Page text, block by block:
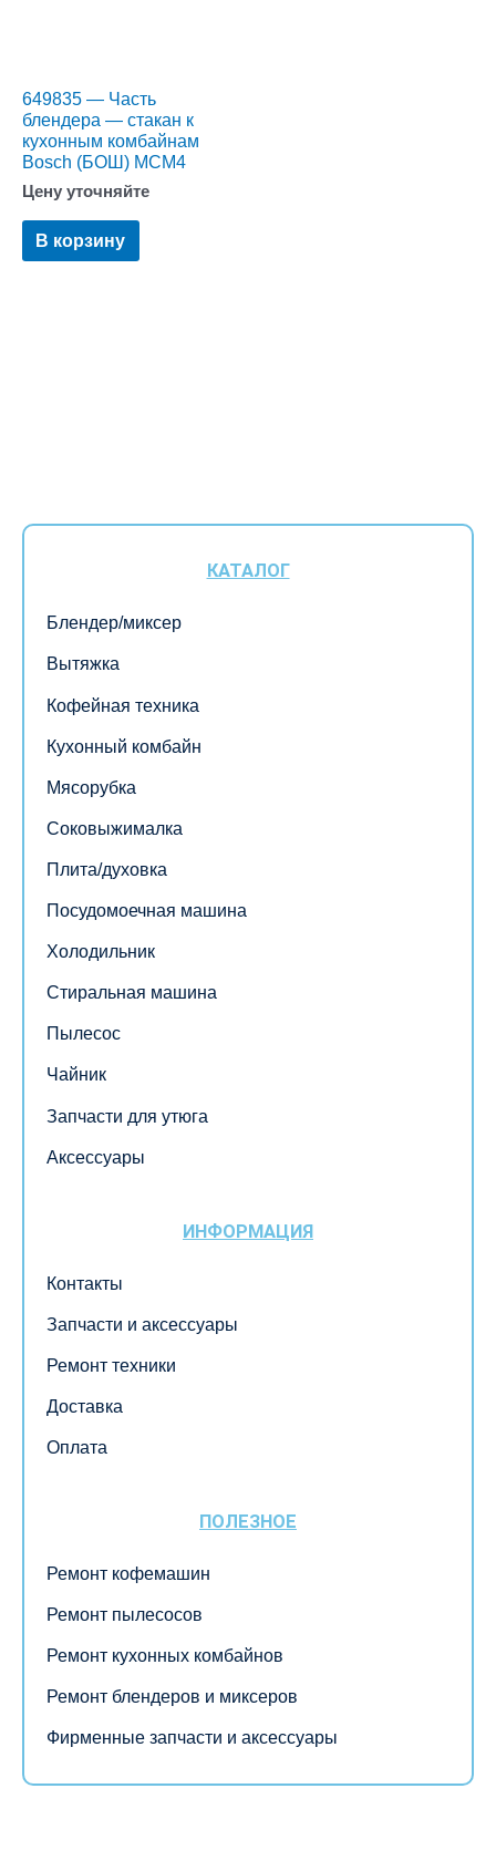
КАТАЛОГ
Блендер/миксер
Вытяжка
Кофейная техника
Кухонный комбайн
Мясорубка
Соковыжималка
Плита/духовка
Посудомоечная машина
Холодильник
Стиральная машина
Пылесос
Чайник
Запчасти для утюга
Аксессуары
ИНФОРМАЦИЯ
Контакты
Запчасти и аксессуары
Ремонт техники
Доставка
Оплата
ПОЛЕЗНОЕ
Ремонт кофемашин
Ремонт пылесосов
Ремонт кухонных комбайнов
Ремонт блендеров и миксеров
Фирменные запчасти и аксессуары
649835 — Часть
блендера — стакан к
кухонным комбайнам
Bosch (БОШ) MCM4
Цену уточняйте
В корзину